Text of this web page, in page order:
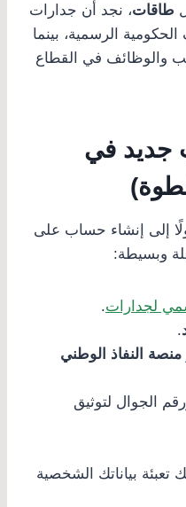
طاقات، نجد أن جدارات
الرسمية، بينما
والوظائف في القطاع
جديد في
إلى إنشاء حساب على
وبسيطة:
لجدارات.
.
منصة النفاذ الوطني
الجوال لتوثيق
بياناتك الشخصية